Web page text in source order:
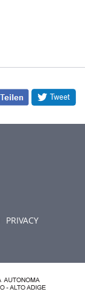
PRIVACY